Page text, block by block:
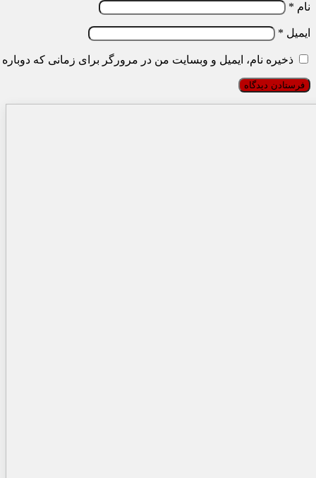
نام *
ایمیل *
ذخیره نام، ایمیل و وبسایت من در مرورگر برای زمانی که